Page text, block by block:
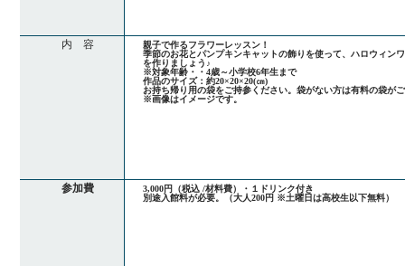
内 容
親子で作るフラワーレッスン！
季節のお花とパンプキンキャットの飾りを使って、ハロウィン
を作りましょう♪
※対象年齢・・4歳～小学校6年生まで
作品のサイズ：約20×20×20(㎝)
お持ち帰り用の袋をご持参ください。袋がない方は有料の袋が
※画像はイメージです。
参加費
3,000円（税込 /材料費）・１ドリンク付き
別途入館料が必要。（大人200円 ※土曜日は高校生以下無料）